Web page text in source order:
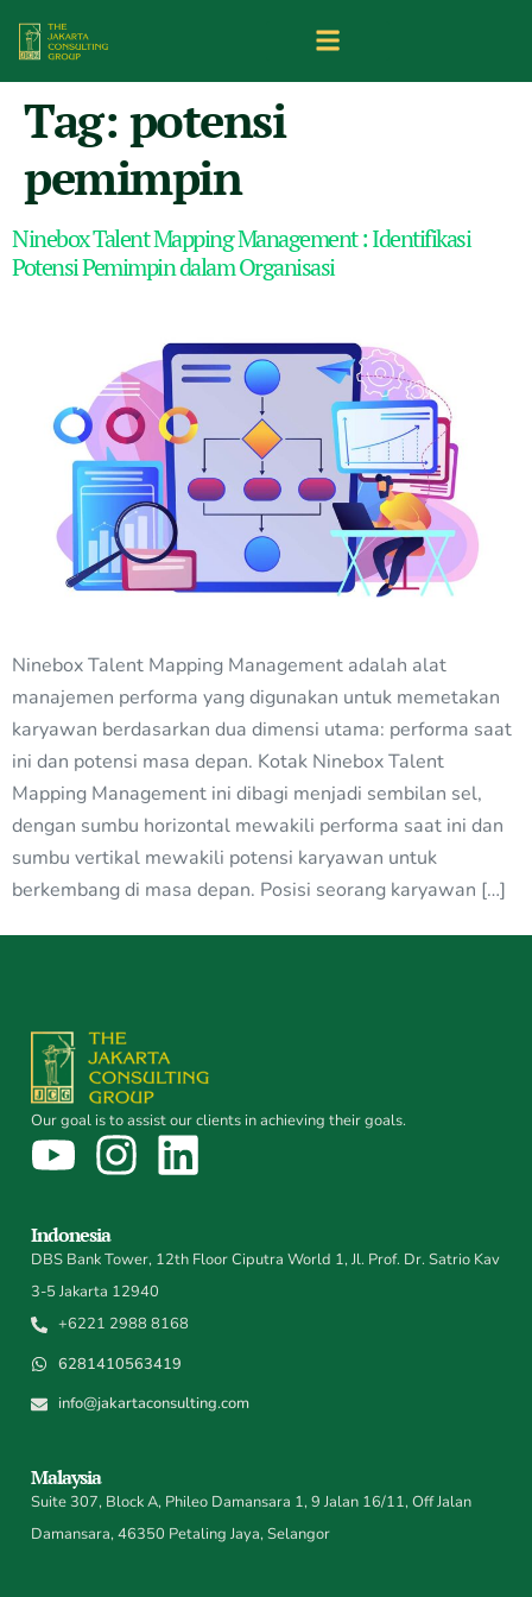
Tag: potensi
pemimpin
Ninebox Talent Mapping Management : Identifikasi
Potensi Pemimpin dalam Organisasi
Ninebox Talent Mapping Management adalah alat
manajemen performa yang digunakan untuk memetakan
karyawan berdasarkan dua dimensi utama: performa saat
ini dan potensi masa depan. Kotak Ninebox Talent
Mapping Management ini dibagi menjadi sembilan sel,
dengan sumbu horizontal mewakili performa saat ini dan
sumbu vertikal mewakili potensi karyawan untuk
berkembang di masa depan. Posisi seorang karyawan […]
Our goal is to assist our clients in achieving their goals.
Indonesia
DBS Bank Tower, 12th Floor Ciputra World 1, Jl. Prof. Dr. Satrio Kav
3-5 Jakarta 12940
+6221 2988 8168
6281410563419
info@jakartaconsulting.com
Malaysia
Suite 307, Block A, Phileo Damansara 1, 9 Jalan 16/11, Off Jalan
Damansara, 46350 Petaling Jaya, Selangor